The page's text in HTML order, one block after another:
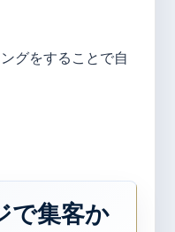
グをすることで自
で集客か